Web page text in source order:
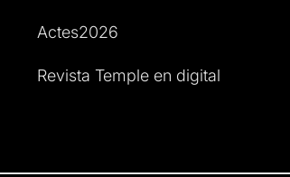
Actes2026
Revista Temple en digital